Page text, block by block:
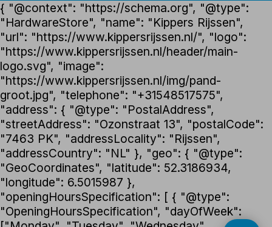
{ "@context": "https://schema.org", "@type":
"HardwareStore", "name": "Kippers Rijssen",
"url": "https://www.kippersrijssen.nl/", "logo":
"https://www.kippersrijssen.nl/header/main-
logo.svg", "image":
"https://www.kippersrijssen.nl/img/pand-
groot.jpg", "telephone": "+31548517575",
"address": { "@type": "PostalAddress",
"streetAddress": "Ozonstraat 13", "postalCode":
"7463 PK", "addressLocality": "Rijssen",
"addressCountry": "NL" }, "geo": { "@type":
"GeoCoordinates", "latitude": 52.3186934,
"longitude": 6.5015987 },
"openingHoursSpecification": [ { "@type":
"OpeningHoursSpecification", "dayOfWeek":